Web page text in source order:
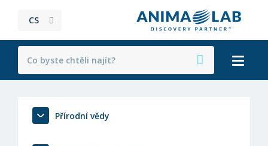
CS
Přírodní vědy